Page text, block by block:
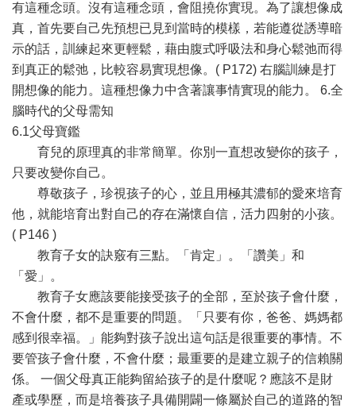
有這種念頭。沒有這種念頭，會阻撓你實現。為了讓想像成
真，首先要自己先預想已見到當時的模樣，若能遵從誘導暗
示的話，訓練起來更輕鬆，藉由腹式呼吸法和身心鬆弛而得
到真正的鬆弛，比較容易實現想像。( P172) 右腦訓練是打
開想像的能力。這種想像力中含著讓事情實現的能力。 6.全
腦時代的父母需知
6.1父母寶鑑
育兒的原理真的非常簡單。你別一直想改變你的孩子，
只要改變你自己。
尊敬孩子，珍視孩子的心，並且用極其濃郁的愛來培育
他，就能培育出對自己的存在滿懷自信，活力四射的小孩。
( P146 )
教育子女的訣竅有三點。「肯定」。「讚美」和
「愛」。
教育子女應該要能接受孩子的全部，至於孩子會什麼，
不會什麼，都不是重要的問題。「只要有你，爸爸、媽媽都
感到很幸福。」能夠對孩子說出這句話是很重要的事情。不
要管孩子會什麼，不會什麼；最重要的是建立親子的信賴關
係。 一個父母真正能夠留給孩子的是什麼呢？應該不是財
產或學歷，而是培養孩子具備開闢一條屬於自己的道路的智